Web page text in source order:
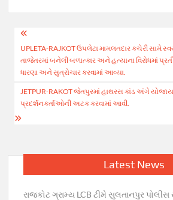
Post
navigation
UPLETA-RAJKOT ઉપલેટા મામલતદાર કચેરી સામે
તાજેતરમાં બનેલી બળાત્કાર અને હત્યાના વિરોધમાં
ધારણા અને સુત્રોચાર કરવામાં આવ્યા.
JETPUR-RAKOT જેતપુરમાં હાથરસ કાંડ અંગે
પ્રદર્શનકર્તાઓની અટક કરવામાં આવી.
Latest News
રાજકોટ ગ્રામ્ય LCB ટીમે સુલતાનપુર પોલીસ